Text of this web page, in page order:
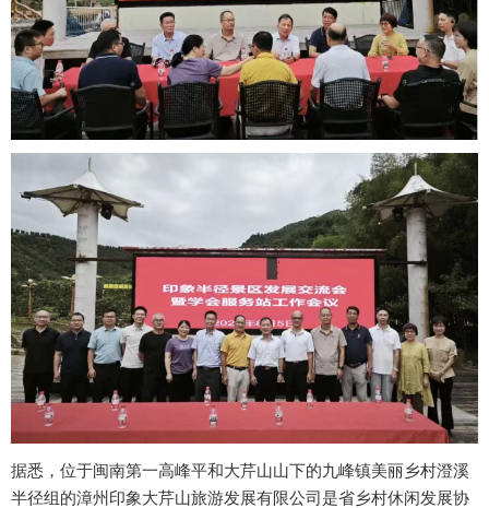
据悉，位于闽南第一高峰平和大芹山山下的九峰镇美丽乡村澄溪
半径组的漳州印象大芹山旅游发展有限公司是省乡村休闲发展协